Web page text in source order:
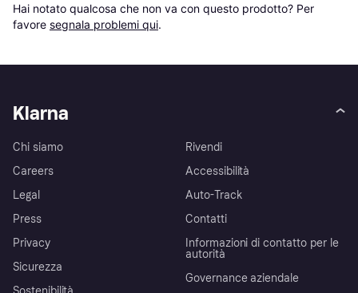
Hai notato qualcosa che non va con questo prodotto? Per
favore segnala problemi qui.
Klarna
Chi siamo
Careers
Legal
Press
Privacy
Sicurezza
Rivendi
Accessibilità
Auto-Track
Contatti
Informazioni di contatto per le
autorità
Governance aziendale